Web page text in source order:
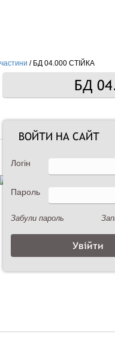
частини / БД 04.000 СТІЙКА
БД
ВОЙТИ НА САЙТ
Логін
Пароль
Забули пароль